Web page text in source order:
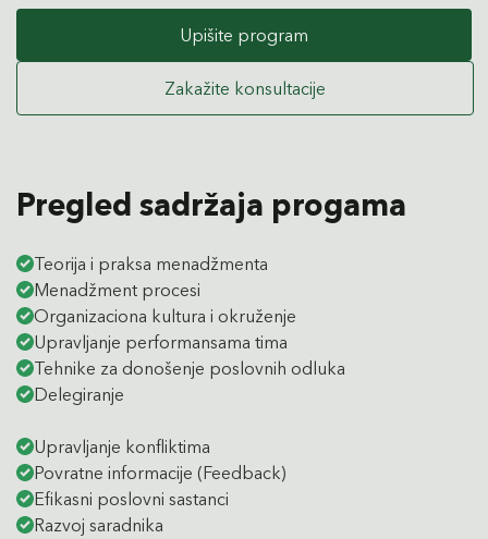
Upišite program
Zakažite konsultacije
Pregled sadržaja progama
Teorija i praksa menadžmenta
Menadžment procesi
Organizaciona kultura i okruženje
Upravljanje performansama tima
Tehnike za donošenje poslovnih odluka
Delegiranje
Upravljanje konfliktima
Povratne informacije (Feedback)
Efikasni poslovni sastanci
Razvoj saradnika